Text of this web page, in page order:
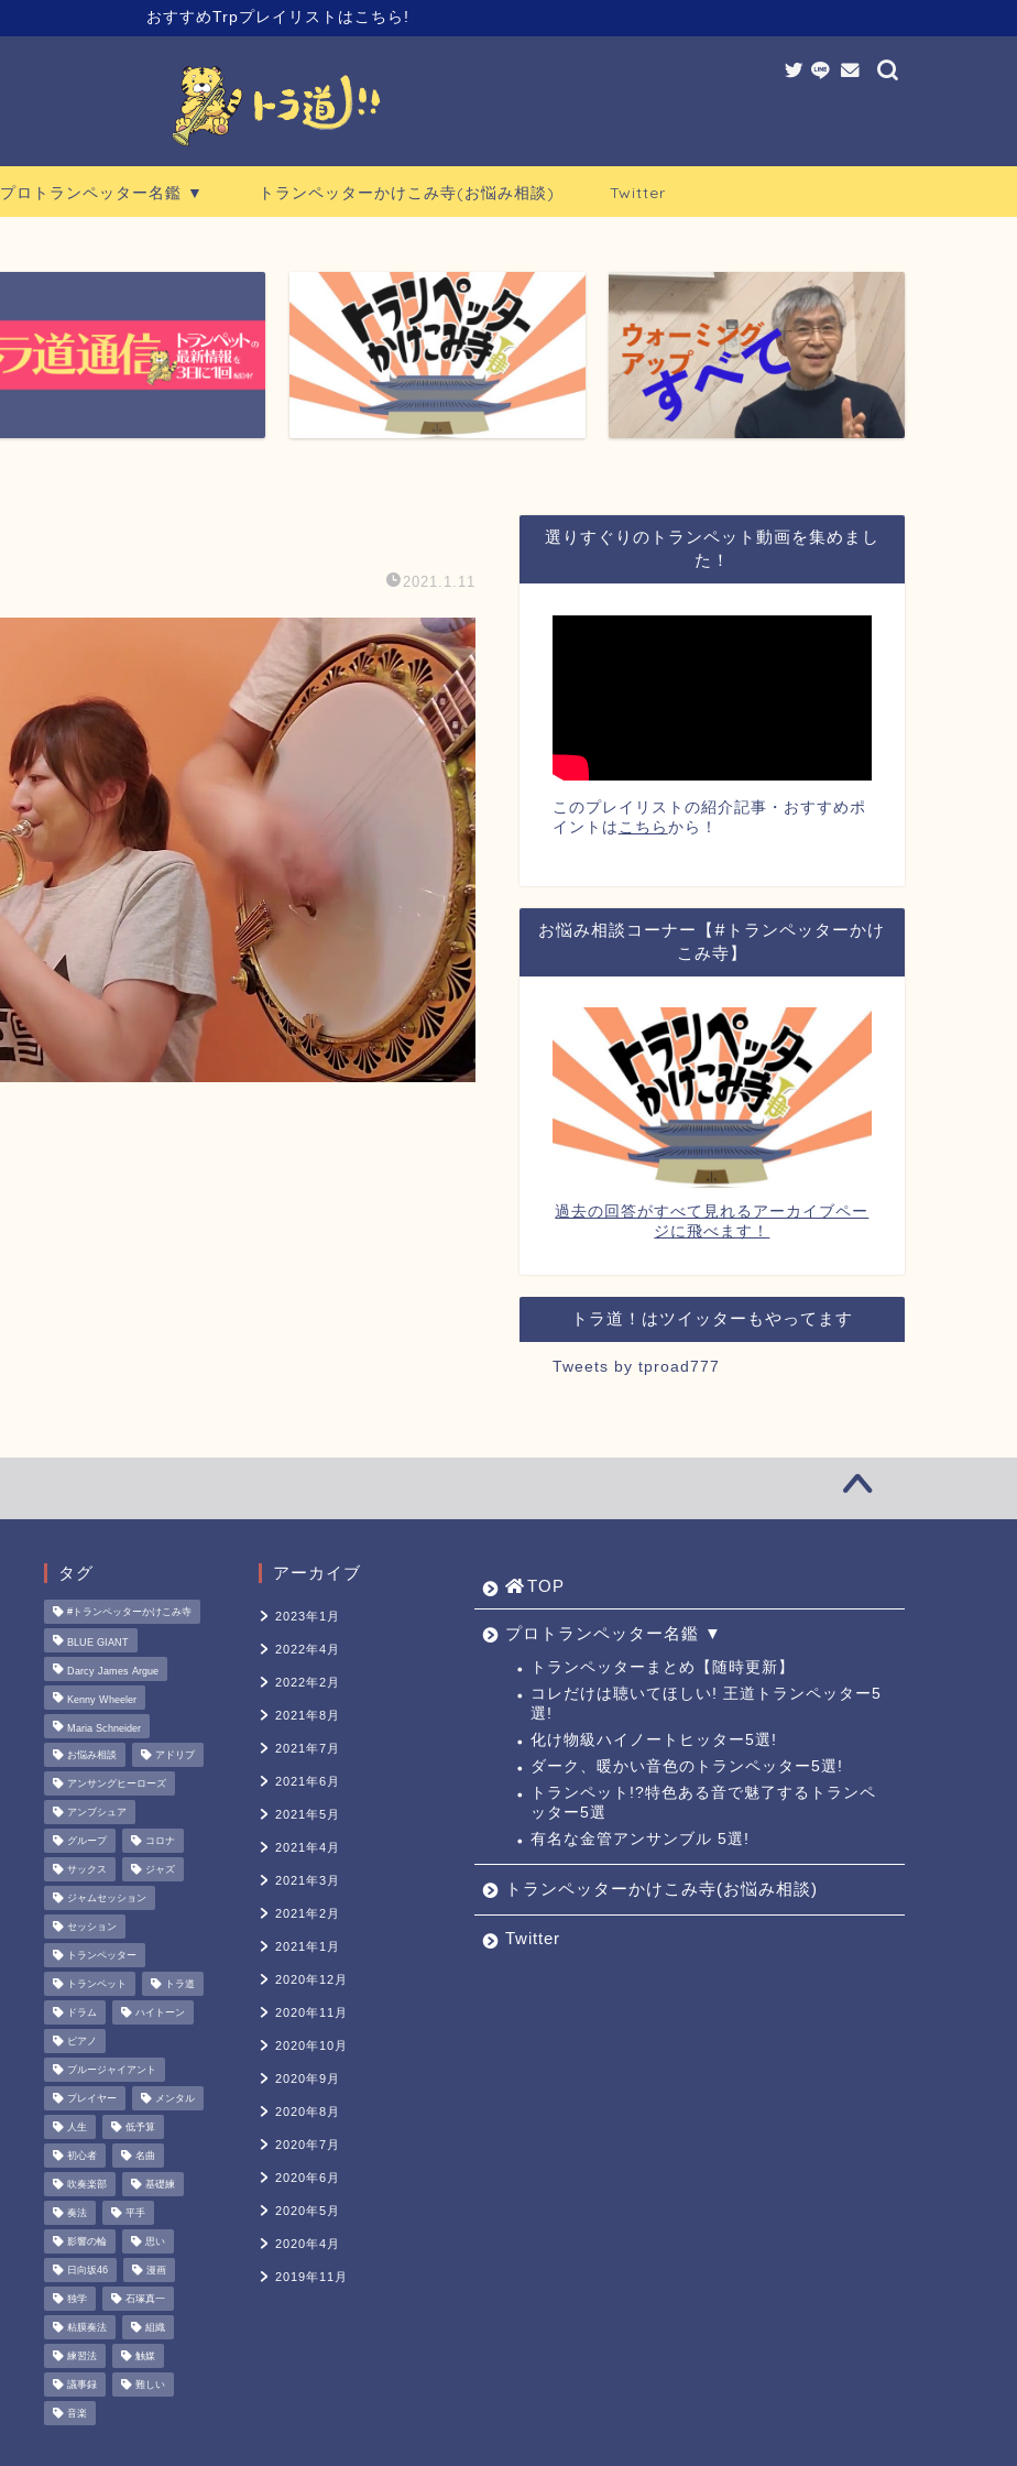
おすすめTrpプレイリストはこちら!
プロトランペッター名鑑 ▼ トランペッターかけこみ寺(お悩み相談) Twitter
2021.1.11
選りすぐりのトランペット動画を集めまし
た！
このプレイリストの紹介記事・おすすめポ
イントは こちら から！
お悩み相談コーナー【#トランペッターかけ
こみ寺】
過去の回答がすべて見れるアーカイブペー
ジに飛べます！
トラ道！はツイッターもやってます
Tweets by tproad777
タグ
#トランペッターかけこみ寺
BLUE GIANT
Darcy James Argue
Kenny Wheeler
Maria Schneider
お悩み相談 アドリブ
アンサングヒーローズ
アンブシュア
グループ コロナ
サックス ジャズ
ジャムセッション
セッション
トランペッター
トランペット トラ道
ドラム ハイトーン
ピアノ
ブルージャイアント
プレイヤー メンタル
人生 低予算
初心者 名曲
吹奏楽部 基礎練
奏法 平手
影響の輪 思い
日向坂46 漫画
独学 石塚真一
粘膜奏法 組織
練習法 触媒
議事録 難しい
音楽
アーカイブ
2023年1月
2022年4月
2022年2月
2021年8月
2021年7月
2021年6月
2021年5月
2021年4月
2021年3月
2021年2月
2021年1月
2020年12月
2020年11月
2020年10月
2020年9月
2020年8月
2020年7月
2020年6月
2020年5月
2020年4月
2019年11月
TOP
プロトランペッター名鑑 ▼
トランペッターまとめ【随時更新】
コレだけは聴いてほしい! 王道トランペッター5
選!
化け物級ハイノートヒッター5選!
ダーク、暖かい音色のトランペッター5選!
トランペット!?特色ある音で魅了するトランペ
ッター5選
有名な金管アンサンブル 5選!
トランペッターかけこみ寺(お悩み相談)
Twitter